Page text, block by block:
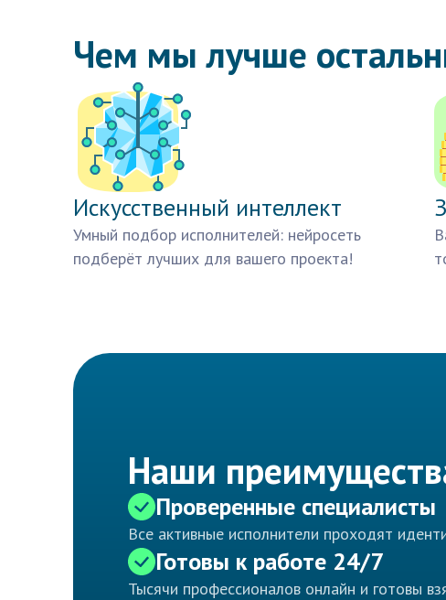
Чем мы лучше
Искусственный интеллект
Умный подбор исполнителей: нейросеть
подберёт лучших для вашего проекта!
Наши
Проверенные специалисты
Все активные исполнители проходят
Готовы к работе 24/7
Тысячи профессионалов онлайн и готовы